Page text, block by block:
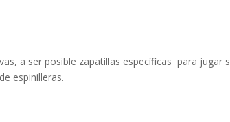
a ser posible zapatillas específicas para
espinilleras.